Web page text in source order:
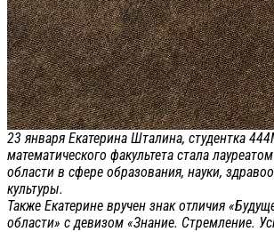
23 января Екатерина Шталина, студентка
математического факультета стала
области в сфере образования, науки,
культуры.
Также Екатерине вручен знак отличия
области» с девизом «Знание. Стремление.